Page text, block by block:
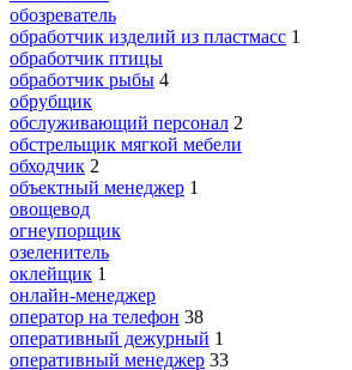
обозреватель
обработчик изделий из пластмасс 1
обработчик птицы
обработчик рыбы 4
обрубщик
обслуживающий персонал 2
обстрельщик мягкой мебели
обходчик 2
объектный менеджер 1
овощевод
огнеупорщик
озеленитель
оклейщик 1
онлайн-менеджер
опeрaтoр нa тeлeфoн 38
оперативный дежурный 1
оперативный менеджер 33